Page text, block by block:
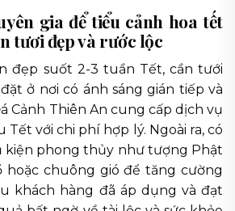
gia để tiểu cảnh hoa tết
tươi đẹp và rước lộc
đẹp suốt 2-3 tuần Tết, cần tưới
ở nơi có ánh sáng gián tiếp và
Cảnh Thiên An cung cấp dịch vụ
Tết với chi phí hợp lý. Ngoài ra, có
kiện phong thủy như tượng Phật
hoặc chuông gió để tăng cường
khách hàng đã áp dụng và đạt